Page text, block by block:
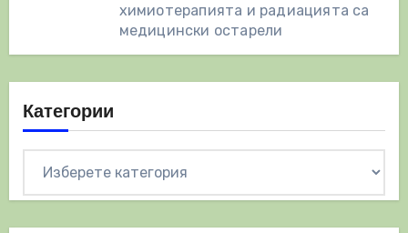
химиотерапията и радиацията са
медицински остарели
Категории